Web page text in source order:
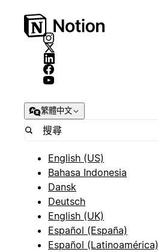
繁體中文
English (US)
Bahasa Indonesia
Dansk
Deutsch
English (UK)
Español (España)
Español (Latinoamérica)